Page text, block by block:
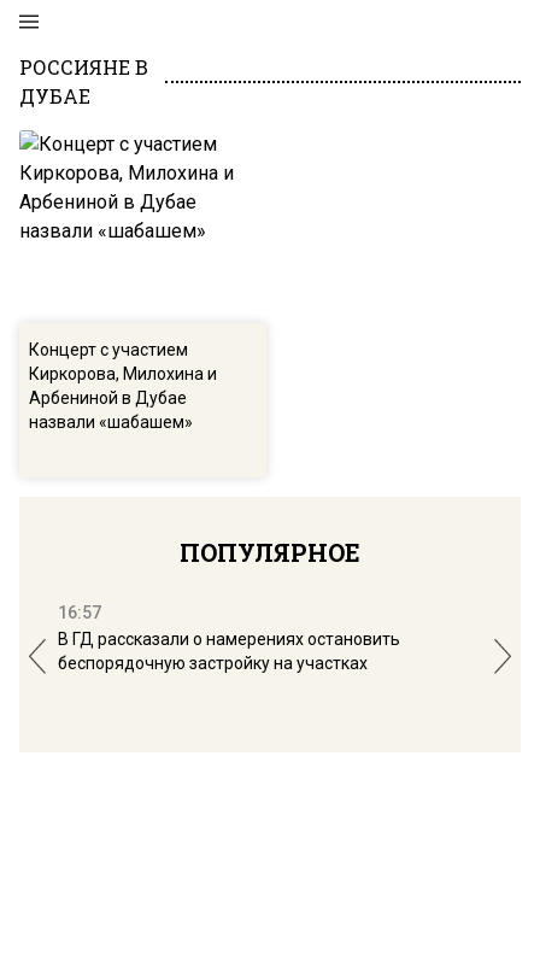
РОССИЯНЕ В
ДУБАЕ
Концерт с участием
Киркорова, Милохина и
Арбениной в Дубае
назвали «шабашем»
ПОПУЛЯРНОЕ
16:57
В ГД рассказали о намерениях остановить
беспорядочную застройку на участках